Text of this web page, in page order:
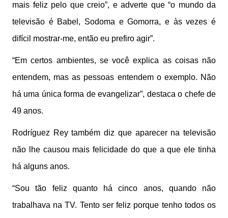
mais feliz pelo que creio”, e adverte que “o mundo da
televisão é Babel, Sodoma e Gomorra, e às vezes é
difícil mostrar-me, então eu prefiro agir”.
“Em certos ambientes, se você explica as coisas não
entendem, mas as pessoas entendem o exemplo. Não
há uma única forma de evangelizar”, destaca o chefe de
49 anos.
Rodríguez Rey também diz que aparecer na televisão
não lhe causou mais felicidade do que a que ele tinha
há alguns anos.
“Sou tão feliz quanto há cinco anos, quando não
trabalhava na TV. Tento ser feliz porque tenho todos os